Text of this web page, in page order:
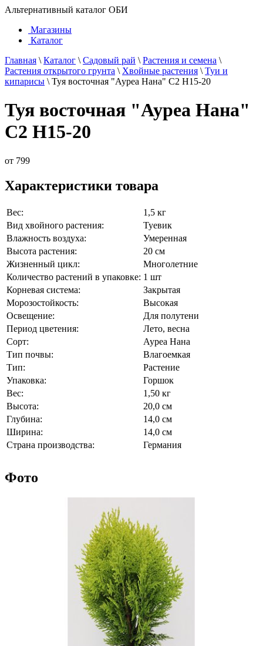
Альтернативный каталог ОБИ
Магазины
Каталог
Главная \ Каталог \ Садовый рай \ Растения и семена \
Растения открытого грунта \ Хвойные растения \ Туи и
кипарисы \ Туя восточная "Ауреа Нана" С2 H15-20
Туя восточная "Ауреа Нана"
С2 H15-20
от 799
Характеристики товара
Вес:
1,5 кг
Вид хвойного растения:
Туевик
Влажность воздуха:
Умеренная
Высота растения:
20 см
Жизненный цикл:
Многолетние
Количество растений в упаковке: 1 шт
Корневая система:
Закрытая
Морозостойкость:
Высокая
Освещение:
Для полутени
Период цветения:
Лето, весна
Сорт:
Ауреа Нана
Тип почвы:
Влагоемкая
Тип:
Растение
Упаковка:
Горшок
Вес:
1,50 кг
Высота:
20,0 см
Глубина:
14,0 см
Ширина:
14,0 см
Страна производства:
Германия
Фото